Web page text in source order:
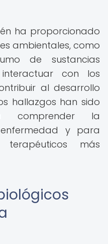
ha proporcionado
ambientales, como
de sustancias
con los
al desarrollo
hallazgos han sido
comprender la
y para
terapéuticos más